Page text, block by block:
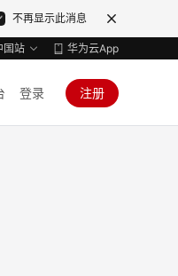
不再显示此消息
国站 华为云App
登录 注册